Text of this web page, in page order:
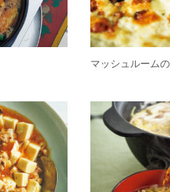
マッシュルーム